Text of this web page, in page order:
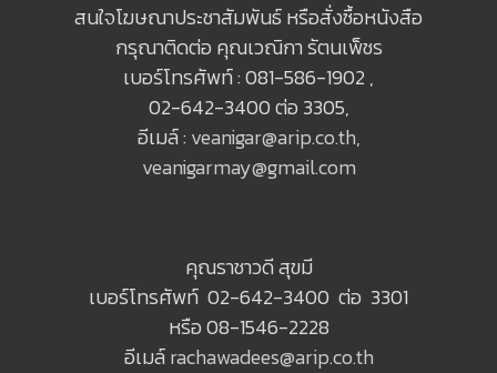
สนใจโฆษณาประชาสัมพันธ์ หรือสั่งซื้อหนังสือ
กรุณาติดต่อ คุณเวณิกา รัตนเพ็ชร
เบอร์โทรศัพท์ : 081-586-1902 ,
02-642-3400 ต่อ 3305,
อีเมล์ : veanigar@arip.co.th,
veanigarmay@gmail.com
คุณราชาวดี สุขมี
เบอร์โทรศัพท์ 02-642-3400 ต่อ 3301
หรือ 08-1546-2228
อีเมล์rachawadees@arip.co.th